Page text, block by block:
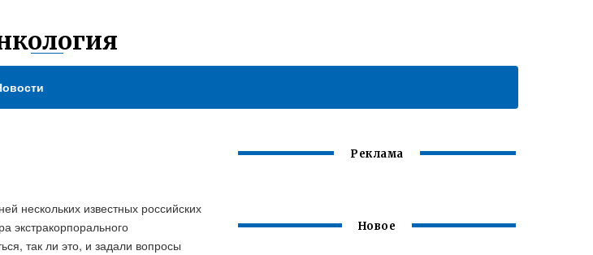
нескольких известных российских
экстракорпорального
так ли это, и задали вопросы
Реклама
Новое